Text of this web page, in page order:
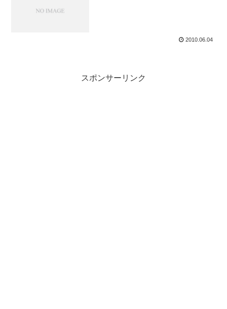
2010.06.04
スポンサーリンク